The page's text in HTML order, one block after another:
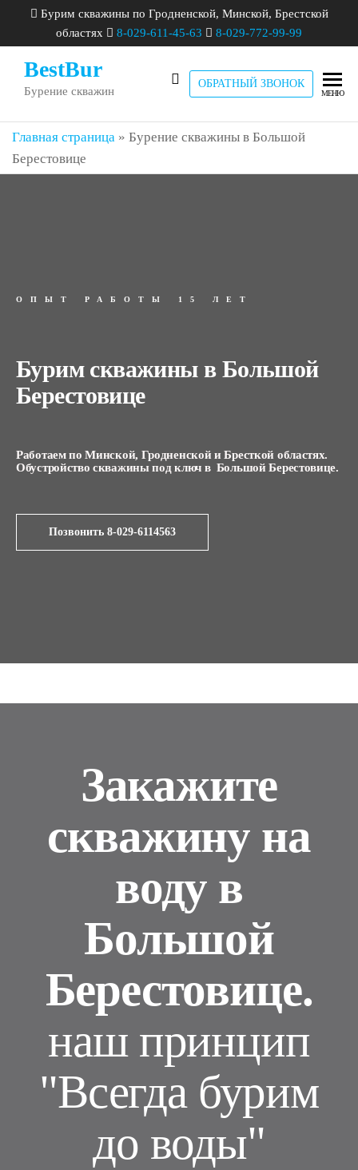
Бурим скважины по Гродненской, Минской, Брестской
областях
8-029-611-45-63 8-029-772-99-99
BestBur
Бурение скважин
ОБРАТНЫЙ ЗВОНОК
МЕНЮ
Главная страница » Бурение скважины в Большой
Берестовице
ОПЫТ РАБОТЫ 15 ЛЕТ
Бурим скважины в Большой
Берестовице
Работаем по Минской, Гродненской и Бресткой областях.
Обустройство скважины под ключ в Большой Берестовице.
Позвонить 8-029-6114563
Закажите
скважину на
воду в
Большой
Берестовице.
наш принцип
"Всегда бурим
до воды"